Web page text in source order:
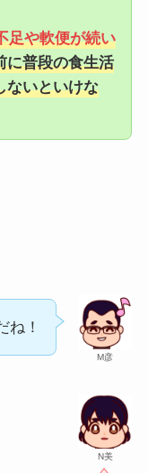
足や軟便が続い
に普段の食生活
ないといけな
M彦
ね！
N美